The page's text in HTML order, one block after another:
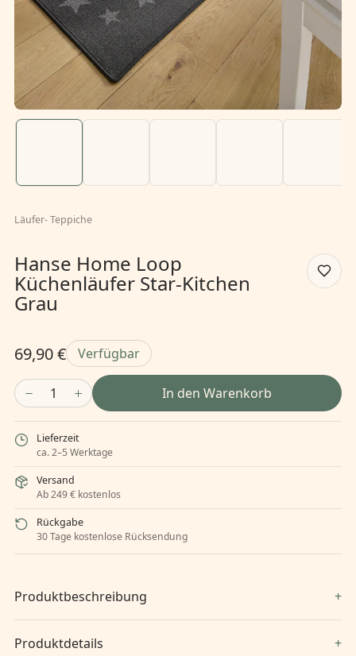
Läufer-Teppiche
Hanse Home Loop
Küchenläufer Star-Kitchen
Grau
69,90 € Verfügbar
1 In den Warenkorb
Lieferzeit
ca. 2–5 Werktage
Versand
Ab 249 € kostenlos
Rückgabe
30 Tage kostenlose Rücksendung
Produktbeschreibung
Produktdetails